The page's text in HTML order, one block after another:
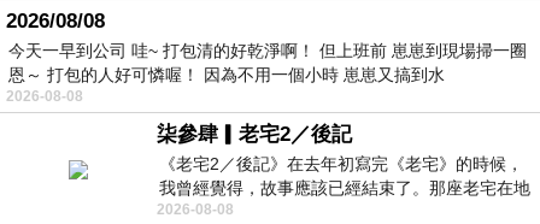
2026/08/08
今天一早到公司 哇~ 打包清的好乾淨啊！ 但上班前 崽崽到現場掃一圈
恩～ 打包的人好可憐喔！ 因為不用一個小時 崽崽又搞到水
2026-08-08
柒參肆▎老宅2／後記
《老宅2／後記》在去年初寫完《老宅》的時候，
我曾經覺得，故事應該已經結束了。那座老宅在地
震中倒塌，七個人終於離開那片黑暗，
2026-08-08